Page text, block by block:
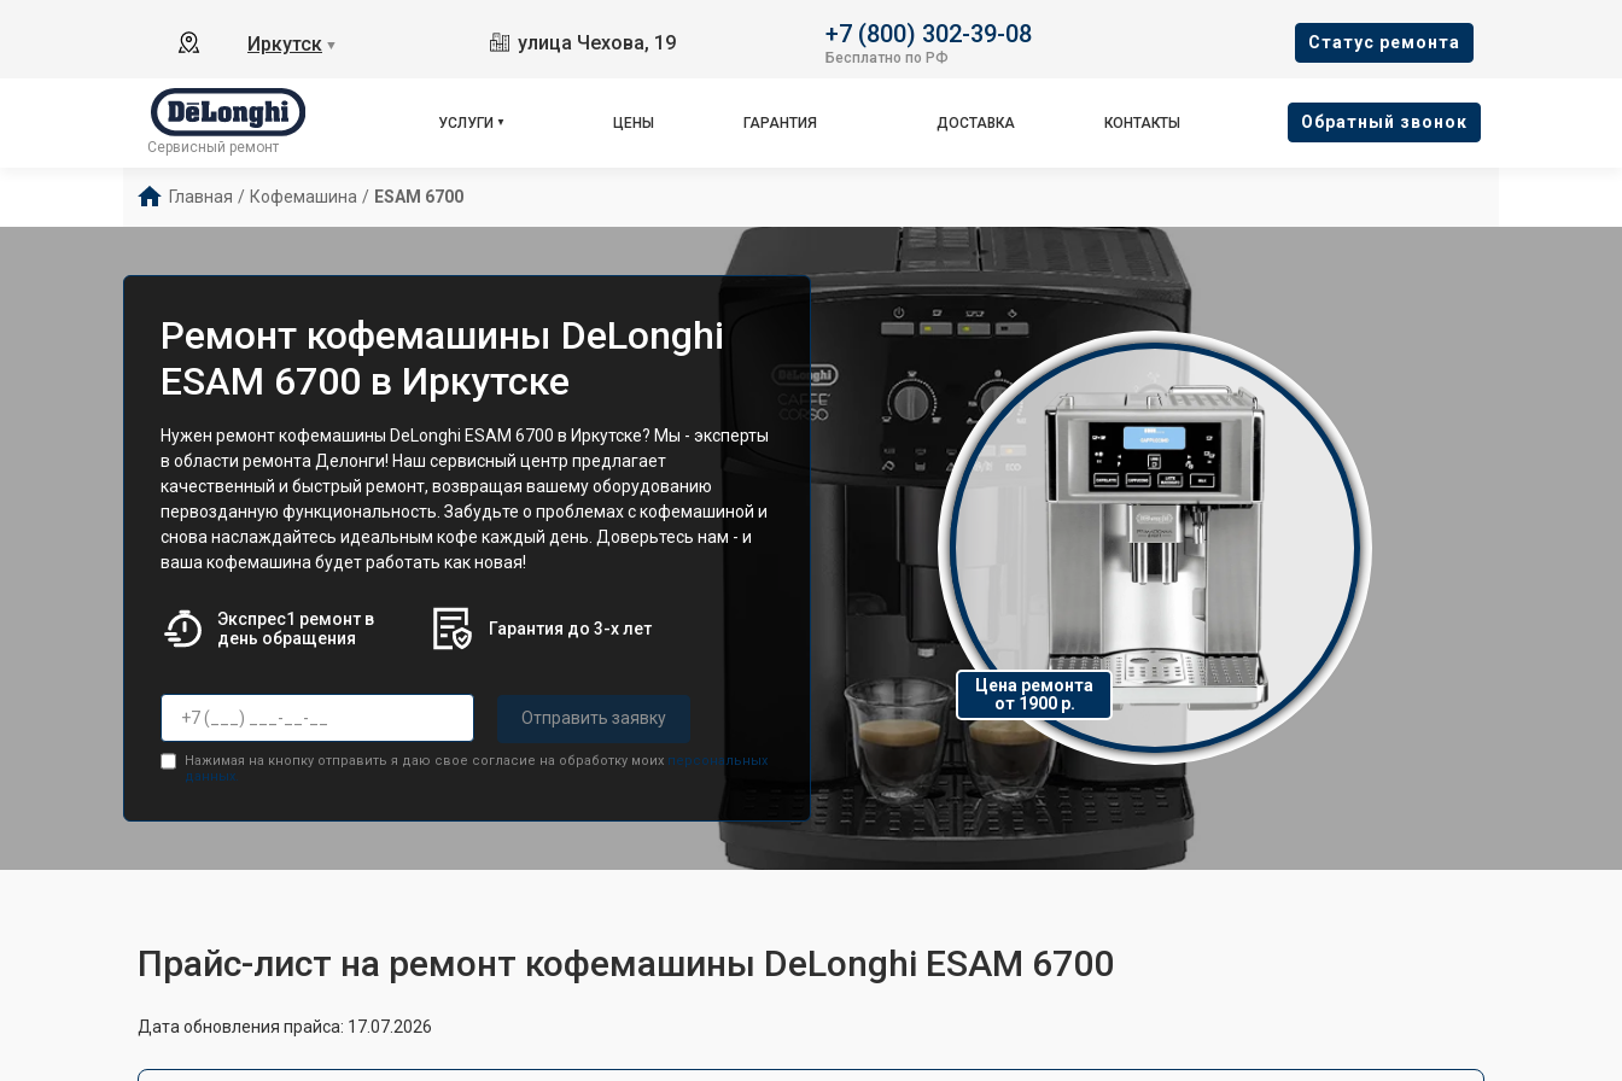
Иркутск ▼ улица Чехова, 19 +7 (800) 302-39-08
Бесплатно по РФ
Cтатус ремонта
Сервисный ремонт
УСЛУГИ ЦЕНЫ ГАРАНТИЯ ДОСТАВКА КОНТАКТЫ Oбратный звонок
Главная / Кофемашина / ESAM 6700
Ремонт кофемашины DeLonghi
ESAM 6700 в Иркутске
Нужен ремонт кофемашины DeLonghi ESAM 6700 в Иркутске? Мы - эксперты
в области ремонта Делонги! Наш сервисный центр предлагает
качественный и быстрый ремонт, возвращая вашему оборудованию
первозданную функциональность. Забудьте о проблемах с кофемашиной и
снова наслаждайтесь идеальным кофе каждый день. Доверьтесь нам - и
ваша кофемашина будет работать как новая!
Экспрес1 ремонт в
день обращения
Гарантия до 3-х лет
Отправить заявку
Нажимая на кнопку отправить я даю свое согласие на обработку моих персональных
данных.
Цена ремонта
от 1900 р.
Прайс-лист на ремонт кофемашины DeLonghi ESAM 6700
Дата обновления прайса: 17.07.2026